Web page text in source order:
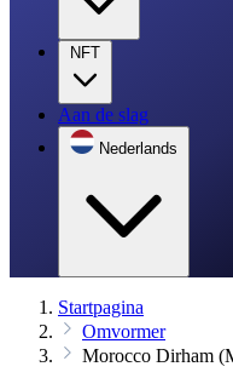
NFT
Aan de slag
Nederlands
Startpagina
Omvormer
Morocco Dirham